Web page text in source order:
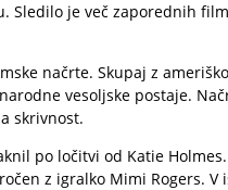
Sledilo je več zaporednih
načrte. Skupaj z
vesoljske postaje.
skrivnost.
po ločitvi od Katie
z igralko Mimi Rogers.